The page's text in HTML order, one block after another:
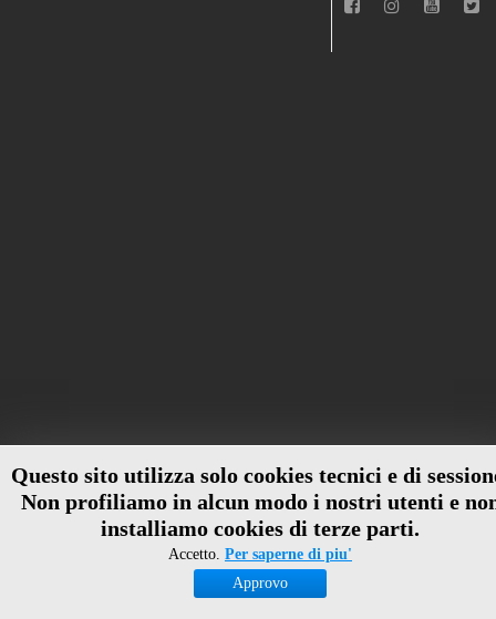
Questo sito utilizza solo cookies tecnici e di
Non profiliamo in alcun modo i nostri utenti e
installiamo cookies di terze parti.
Accetto. Per saperne di piu'
Approvo